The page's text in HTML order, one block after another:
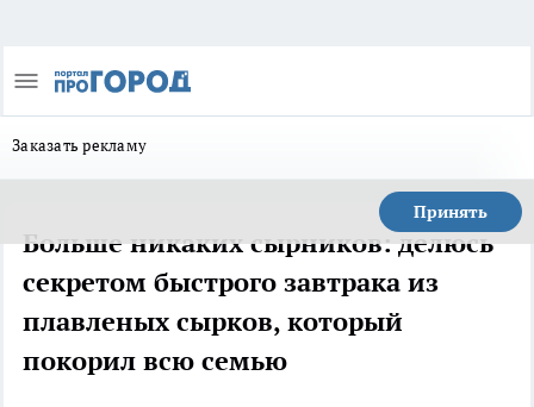
Заказать рекламу
Принять
Больше никаких сырников: делюсь
секретом быстрого завтрака из
плавленых сырков, который
покорил всю семью